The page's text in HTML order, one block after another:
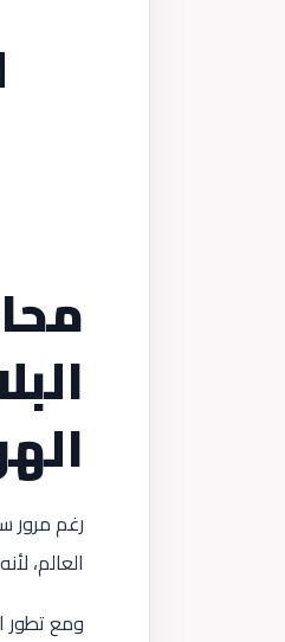
العالم،
ومع تطور